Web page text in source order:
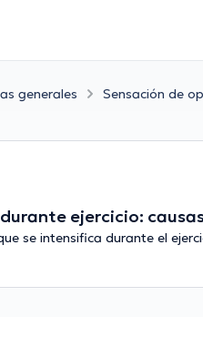
generales Sensación de
ejercicio:
se intensifica durante el